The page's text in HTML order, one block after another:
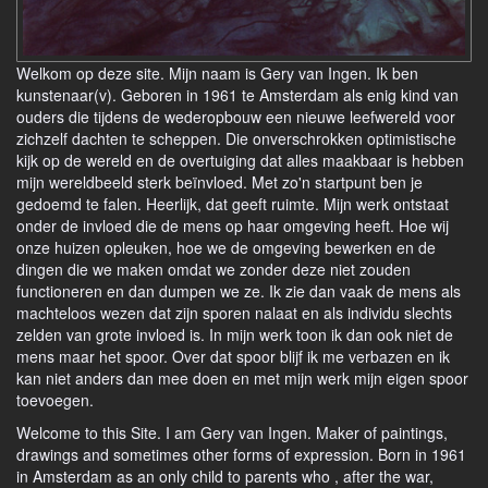
Welkom op deze site. Mijn naam is Gery van Ingen. Ik ben
kunstenaar(v). Geboren in 1961 te Amsterdam als enig kind van
ouders die tijdens de wederopbouw een nieuwe leefwereld voor
zichzelf dachten te scheppen. Die onverschrokken optimistische
kijk op de wereld en de overtuiging dat alles maakbaar is hebben
mijn wereldbeeld sterk beïnvloed. Met zo'n startpunt ben je
gedoemd te falen. Heerlijk, dat geeft ruimte. Mijn werk ontstaat
onder de invloed die de mens op haar omgeving heeft. Hoe wij
onze huizen opleuken, hoe we de omgeving bewerken en de
dingen die we maken omdat we zonder deze niet zouden
functioneren en dan dumpen we ze. Ik zie dan vaak de mens als
machteloos wezen dat zijn sporen nalaat en als individu slechts
zelden van grote invloed is. In mijn werk toon ik dan ook niet de
mens maar het spoor. Over dat spoor blijf ik me verbazen en ik
kan niet anders dan mee doen en met mijn werk mijn eigen spoor
toevoegen.
Welcome to this Site. I am Gery van Ingen. Maker of paintings,
drawings and sometimes other forms of expression. Born in 1961
in Amsterdam as an only child to parents who , after the war,